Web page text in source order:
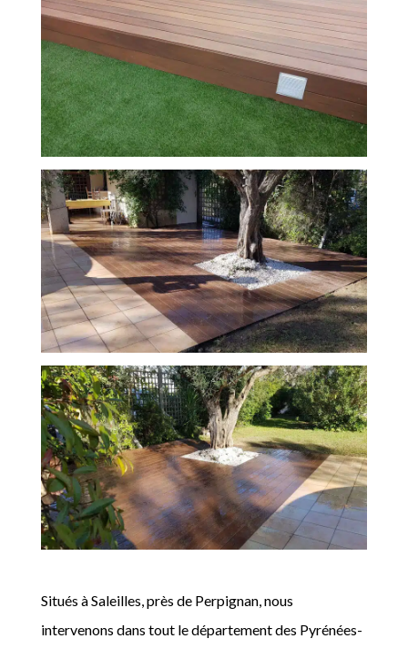
Situés à Saleilles, près de Perpignan, nous
intervenons dans tout le département des Pyrénées-